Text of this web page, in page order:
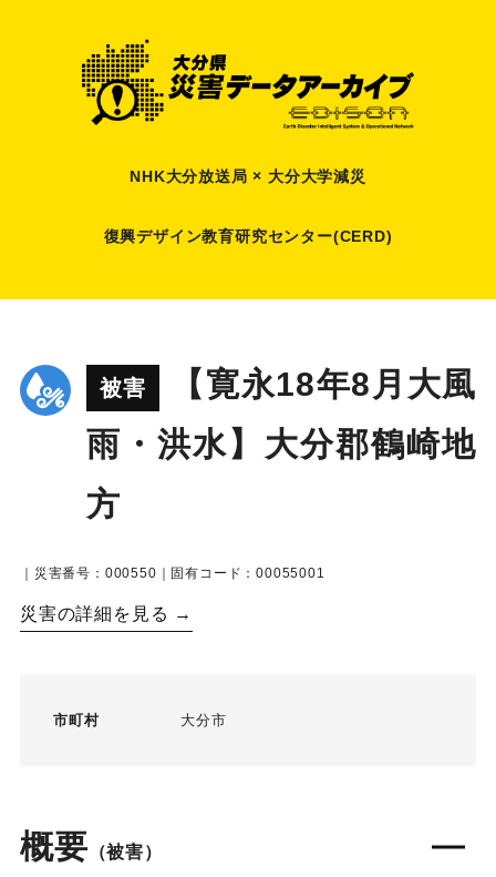
NHK大分放送局 × 大分大学減災
復興デザイン教育研究センター(CERD)
被害
【寛永18年8月大風
雨・洪水】大分郡鶴崎地
方
｜災害番号：000550｜固有コード：00055001
災害の詳細を見る →
市町村 大分市
概要 （被害）